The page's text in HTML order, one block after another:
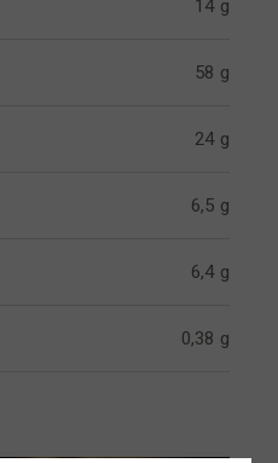
14 g
58 g
24 g
6,5 g
6,4 g
0,38 g